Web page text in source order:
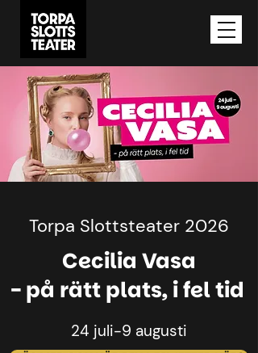
Torpa Slottsteater 2026
Cecilia Vasa
- på rätt plats, i fel tid
24 juli-9 augusti